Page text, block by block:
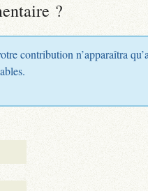
?
contribution n’apparaîtra